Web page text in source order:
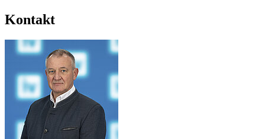
Kontakt